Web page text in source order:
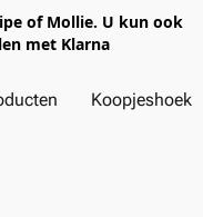
of Mollie. U kun ook
met Klarna
Koopjeshoek